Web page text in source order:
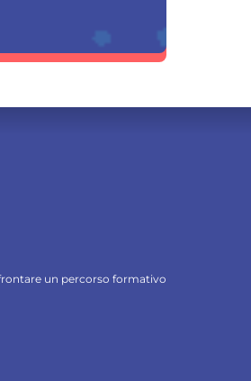
un percorso formativo